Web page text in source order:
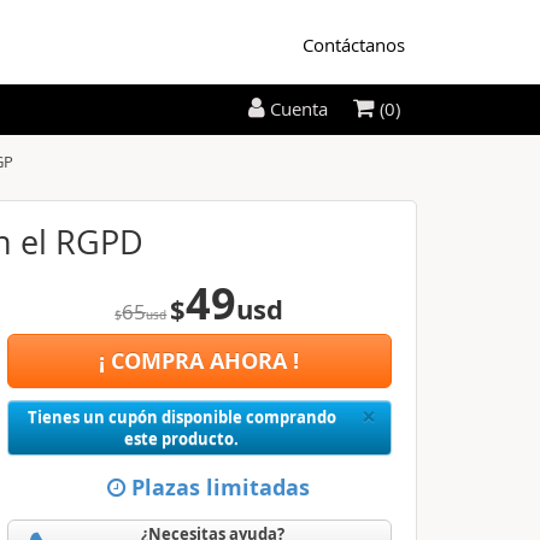
Contáctanos
RGPD
$65usd $49usd
¡ COMPRA AHORA !
×Close
Tienes un cupón disponible comprando
este producto.
Plazas limitadas
¿Necesitas ayuda?
Cuenta (0)